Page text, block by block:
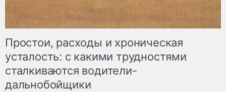
Простои, расходы и хроническая
усталость: с какими трудностями
сталкиваются водители-
дальнобойщики